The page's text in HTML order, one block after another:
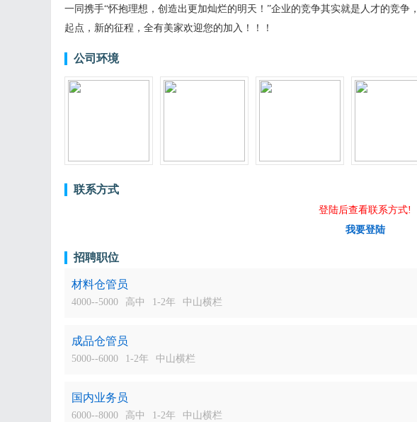
一同携手“怀抱理想，创造出更加灿烂的明天！”企业的竞争其实就是人才的竞
起点，新的征程，全有美家欢迎您的加入！！！
公司环境
联系方式
登陆后查看联系方式!
我要登陆
招聘职位
材料仓管员
4000--5000
高中 1-2年 中山横栏
成品仓管员
5000--6000
1-2年 中山横栏
国内业务员
6000--8000
高中 1-2年 中山横栏